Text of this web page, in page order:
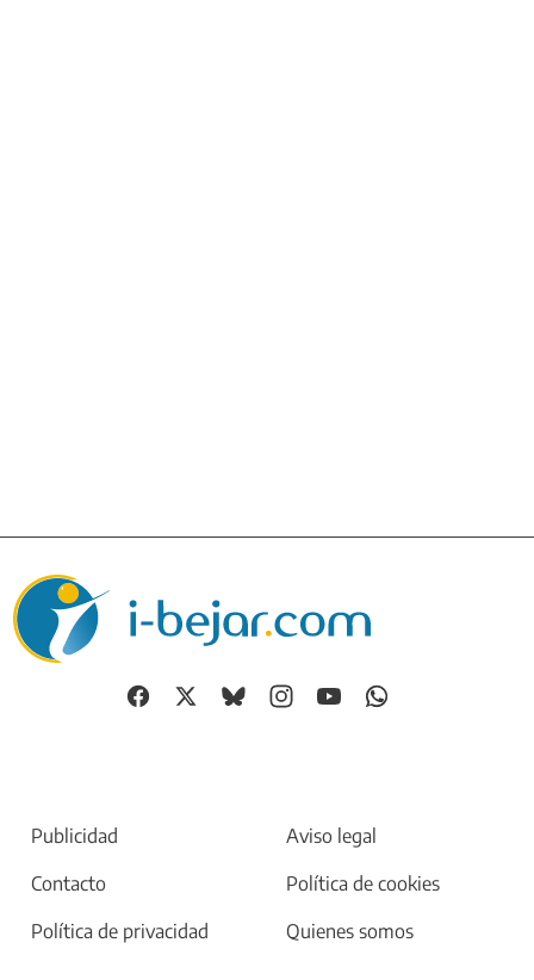
Publicidad
Aviso legal
Contacto
Política de cookies
Política de privacidad
Quienes somos